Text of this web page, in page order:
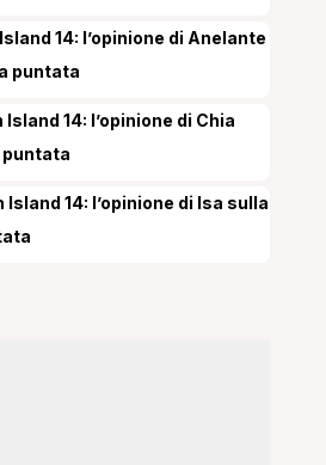
14: l’opinione di Anelante
puntata
14: l’opinione di Chia
14: l’opinione di Isa sulla